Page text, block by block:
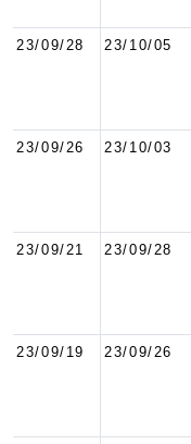
23/09/28 23/10/05
23/09/26 23/10/03
23/09/21 23/09/28
23/09/19 23/09/26